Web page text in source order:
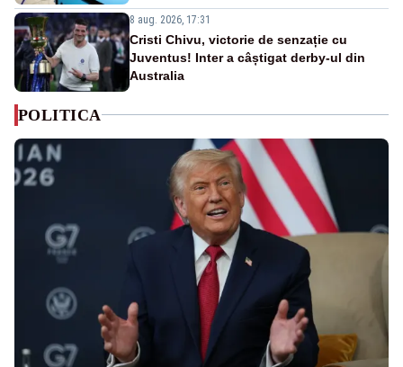
8 aug. 2026, 17:31
Cristi Chivu, victorie de senzație cu
Juventus! Inter a câștigat derby-ul din
Australia
POLITICA